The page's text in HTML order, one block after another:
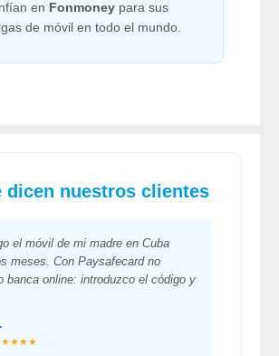
en Fonmoneypara sus
de móvil en todo el mundo.
dicen nuestros clientes
el móvil de mi madre en Cuba
meses. Con Paysafecard no
banca online: introduzco el código y